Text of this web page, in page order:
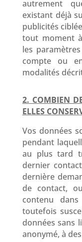
autrement
existant déjà
publicités
tout moment
les
compte ou
modalités
2. COMBIEN
ELLES
Vos données
pendant
au plus tard
dernier
dernière
de contact,
contenu
toutefois
données sans
anonymé, à